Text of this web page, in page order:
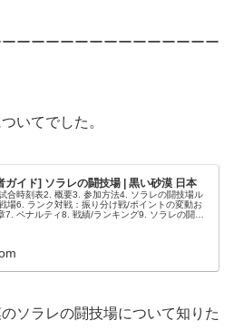
ーーーーーーーーーーーーーー
いてでした。
ガイド] ソラレの闘技場 | 黒い砂漠 日本
合時刻表2. 概要3. 参加方法4. ソラレの闘技場ル
場6. ランク対戦：振り分け戦/ポイントの変動お
7. ペナルティ8. 戦績/ランキング9. ソラレの闘技
ソラレの闘技場について知りた